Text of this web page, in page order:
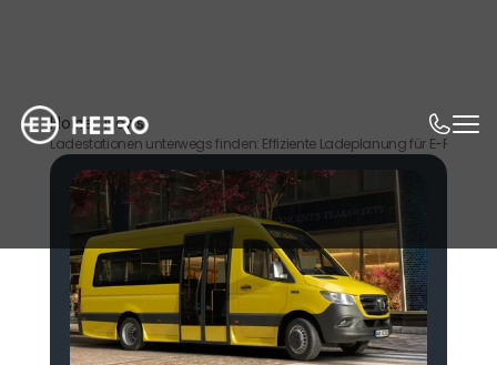
Home News
Ladestationen unterwegs finden: Effiziente Ladeplanung für E-Flotten